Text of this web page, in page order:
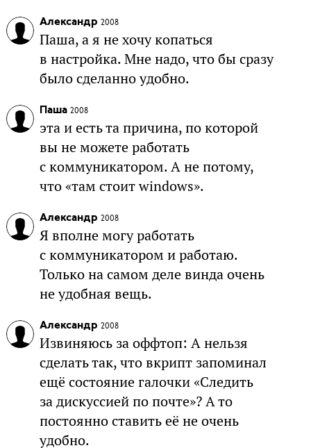
Александр 2008
Паша, а я не хочу копаться
в настройка. Мне надо, что бы сразу
было сделанно удобно.
Паша 2008
эта и есть та причина, по которой
вы не можете работать
с коммуникатором. А не потому,
что «там стоит windows».
Александр 2008
Я вполне могу работать
с коммуникатором и работаю.
Только на самом деле винда очень
не удобная вещь.
Александр 2008
Извиняюсь за оффтоп: А нельзя
сделать так, что вкрипт запоминал
ещё состояние галочки «Следить
за дискуссией по почте»? А то
постоянно ставить её не очень
удобно.